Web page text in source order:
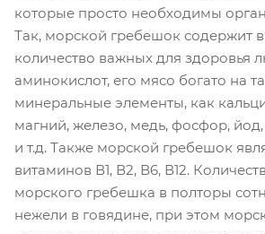
которые просто необходимы
Так, морской гребешок содержит
количество важных для здоровья
аминокислот, его мясо богато на
минеральные элементы, как
магний, железо, медь, фосфор,
и т.д. Также морской гребешок
витаминов В1, В2, В6, В12.
морского гребешка в полторы
нежели в говядине, при этом